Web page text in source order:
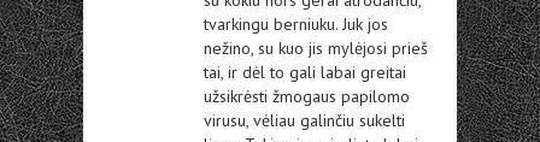
tvarkingu berniuku. Juk jos
nežino, su kuo jis mylėjosi prieš
tai, ir dėl to gali labai greitai
užsikrėsti žmogaus papilomo
virusu, vėliau galinčiu sukelti